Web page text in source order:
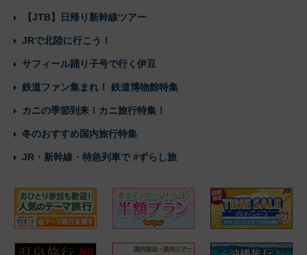
【JTB】日帰り新幹線ツアー
JRで北陸に行こう！
サフィール踊り子号で行く伊豆
鉄道ファン集まれ！ 鉄道博物館特集
カニの季節到来！カニ旅行特集！
冬のおすすめ国内旅行特集
JR・新幹線・特急列車で #ずらし旅